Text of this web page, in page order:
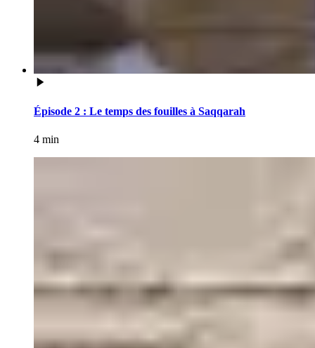
Épisode 2 : Le temps des fouilles à Saqqarah
4 min